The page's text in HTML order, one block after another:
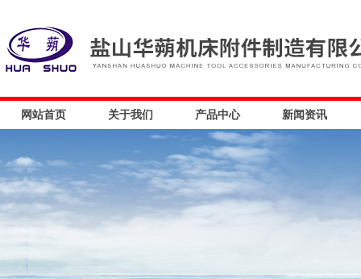
网站首页 关于我们 产品中心 新闻资讯